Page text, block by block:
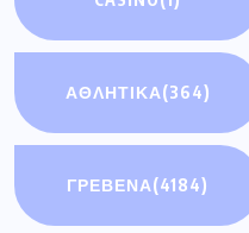
ΑΘΛΗΤΙΚΑ(364)
ΓΡΕΒΕΝΑ(4184)